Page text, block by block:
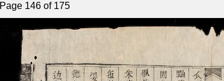
Page 146 of 175